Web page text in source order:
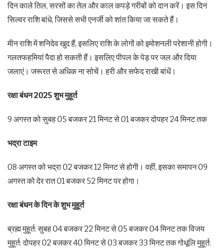
दिन काले तिल, सरसों का तेल और काल कपड़े गरीबों को दान करें। इस दिन
सिल्वर राशि बांधे, जिससे सभी एनर्जी को शांत किया जा सकते हैं।
मीन राशि में शनिदेव खुद हैं, इसलिए राशि के लोगों को इमोशनली परेशानी होगी।
गलतफहमियां पैदा हो सकती हैं। इसलिए पीपल के पेड़ पर जल और दिया
जलाएं। जरूरत से अधिक ना सोचें। हरी और सफेद राखी बांधें।
रक्षा बंधन 2025 शुभ मुहूर्त
9 अगस्त को सुबह 05 बजकर 21 मिनट से 01 बजकर दोपहर 24 मिनट तक
भद्रा टाइम
08 अगस्त को भद्रा 02 बजकर 12 मिनट से होगी। वहीं, इसका समापन 09
अगस्त को देर रात 01 बजकर 52 मिनट पर होगा।
रक्षा बंधन के दिन के शुभ मुहूर्त
ब्रह्म मुहूर्त: सुबह 04 बजकर 22 मिनट से 05 बजकर 04 मिनट तक विजय
मुहूर्त: दोपहर 02 बजकर 40 मिनट से 03 बजकर 33 मिनट तक गोधूलि मुहूर्त: